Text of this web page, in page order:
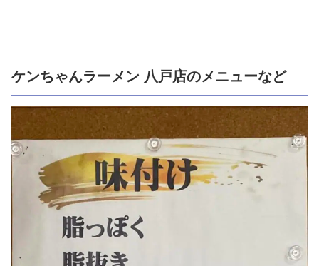
ケンちゃんラーメン 八戸店のメニューなど